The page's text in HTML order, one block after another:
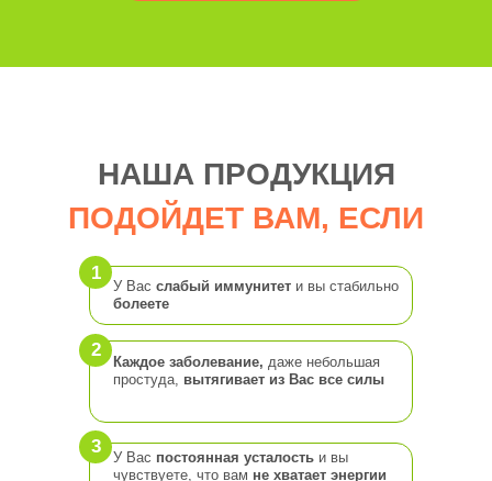
НАША ПРОДУКЦИЯ
ПОДОЙДЕТ ВАМ, ЕСЛИ
У Вас слабый иммунитет и вы стабильно
болеете
Каждое заболевание, даже небольшая
простуда, вытягивает из Вас все силы
У Вас постоянная усталость и вы
чувствуете, что вам не хватает энергии
1
2
3